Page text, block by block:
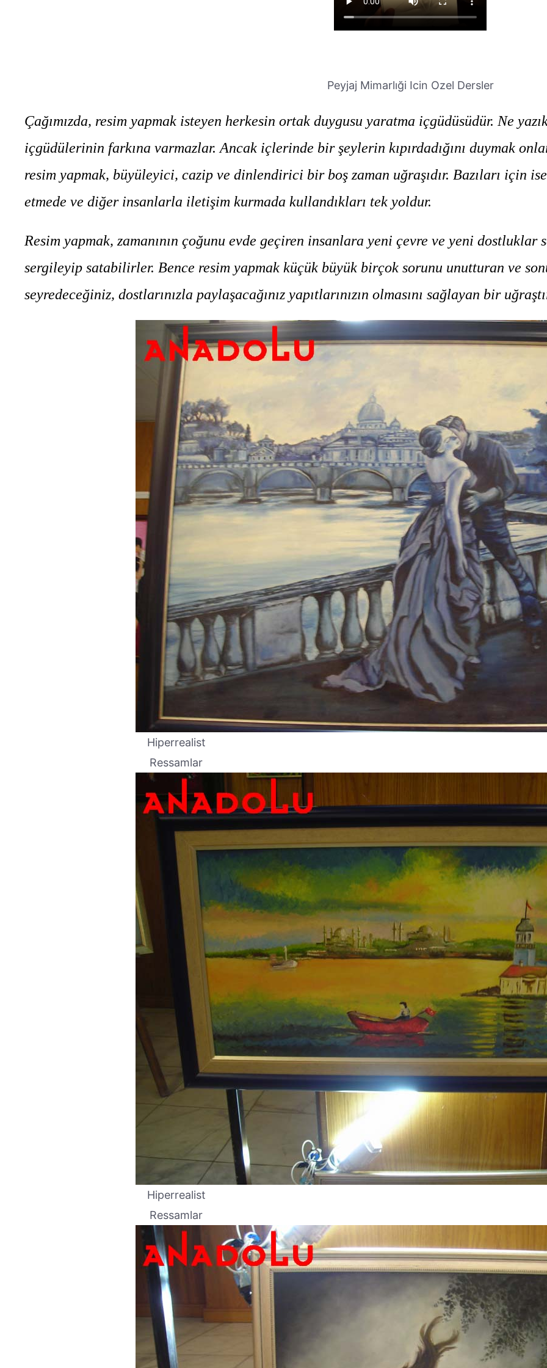
Peyjaj Mimarlıği Icin Ozel Dersler
Çağımızda, resim yapmak isteyen herkesin ortak duygusu yaratma içgüdüsüdür. Ne
içgüdülerinin farkına varmazlar. Ancak içlerinde bir şeylerin kıpırdadığını duymak
resim yapmak, büyüleyici, cazip ve dinlendirici bir boş zaman uğraşıdır. Bazıları için
etmede ve diğer insanlarla iletişim kurmada kullandıkları tek yoldur.
Resim yapmak, zamanının çoğunu evde geçiren insanlara yeni çevre ve yeni
sergileyip satabilirler. Bence resim yapmak küçük büyük birçok sorunu unutturan ve
seyredeceğiniz, dostlarınızla paylaşacağınız yapıtlarınızın olmasını sağlayan bir
Hiperrealist
Ressamlar
Hiperrealist
Ressamlar